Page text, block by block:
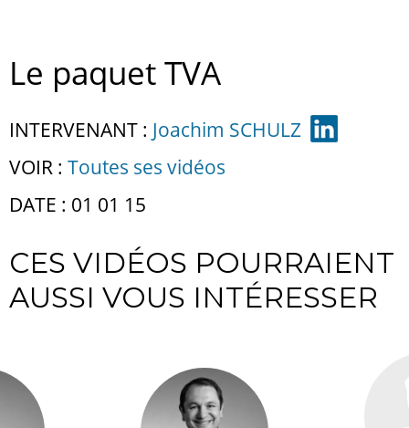
Le paquet TVA
INTERVENANT : Joachim SCHULZ
VOIR : Toutes ses vidéos
DATE : 01 01 15
CES VIDÉOS POURRAIENT
AUSSI VOUS INTÉRESSER